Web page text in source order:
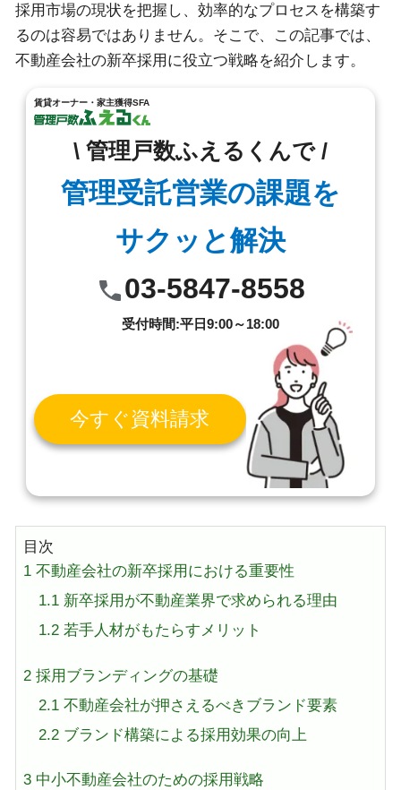
採用市場の現状を把握し、効率的なプロセスを構築す
るのは容易ではありません。そこで、この記事では、
不動産会社の新卒採用に役立つ戦略を紹介します。
賃貸オーナー・家主獲得SFA
\ 管理戸数ふえるくんで /
管理受託営業の課題を
サクッと解決
03-5847-8558
受付時間:平日9:00～18:00
今すぐ資料請求
目次
1 不動産会社の新卒採用における重要性
1.1新卒採用が不動産業界で求められる理由
1.2若手人材がもたらすメリット
2 採用ブランディングの基礎
2.1不動産会社が押さえるべきブランド要素
2.2ブランド構築による採用効果の向上
3 中小不動産会社のための採用戦略